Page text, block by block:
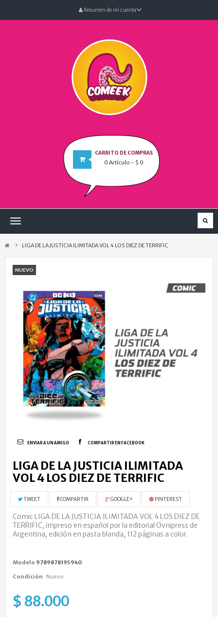
Resumen de mi cuenta
CARRITO DE COMPRAS
0 Artículo - $ 0
Navegación
LIGA DE LA JUSTICIA ILIMITADA VOL 4 LOS DIEZ DE TERRIFIC
NUEVO
ENVIAR A UN AMIGO COMPARTIR EN FACEBOOK
LIGA DE LA JUSTICIA ILIMITADA
VOL 4 LOS DIEZ DE TERRIFIC
TWEET COMPARTIR GOOGLE+ PINTEREST
Comic LIGA DE LA JUSTICIA ILIMITADA VOL 4 LOS DIEZ DE
TERRIFIC, impreso en español por la editorial Ovnipress de
Argentina, edición en pasta blanda, 112 páginas a color.
Modelo 9789878195940
Condición Nuevo
$ 88.000